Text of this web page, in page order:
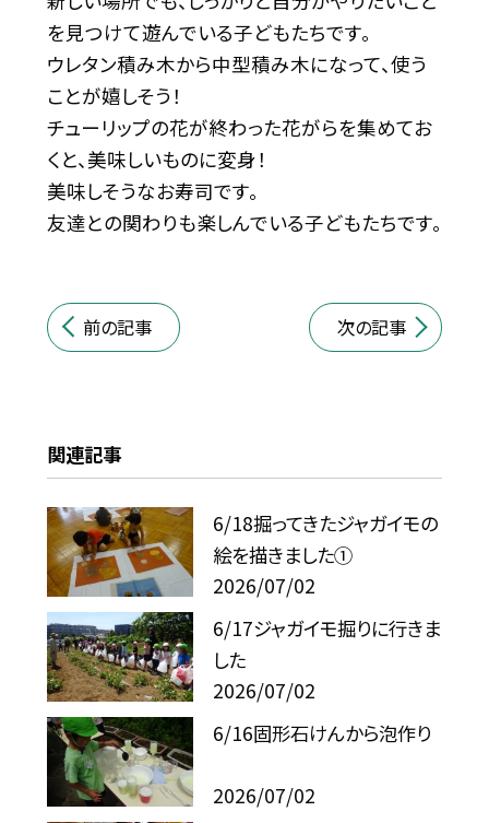
を見つけて遊んでいる子どもたちです。
ウレタン積み木から中型積み木になって、使う
ことが嬉しそう！
チューリップの花が終わった花がらを集めてお
くと、美味しいものに変身！
美味しそうなお寿司です。
友達との関わりも楽しんでいる子どもたちです。
前の記事 次の記事
関連記事
6/18掘ってきたジャガイモの
絵を描きました①
2026/07/02
6/17ジャガイモ掘りに行きま
した
2026/07/02
6/16固形石けんから泡作り
2026/07/02